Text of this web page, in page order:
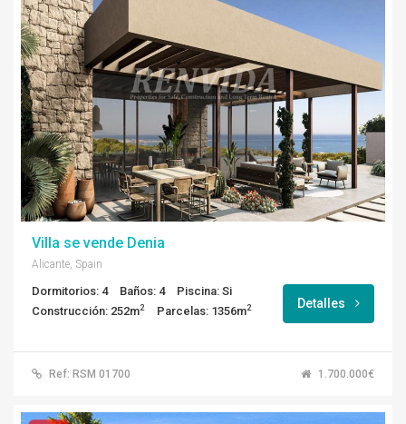
Villa se vende Denia
Alicante, Spain
Dormitorios: 4 Baños: 4
Piscina: Si
Construcción: 252m2 Parcelas: 1356m2 Detalles
Ref: RSM 01700 1.700.000€